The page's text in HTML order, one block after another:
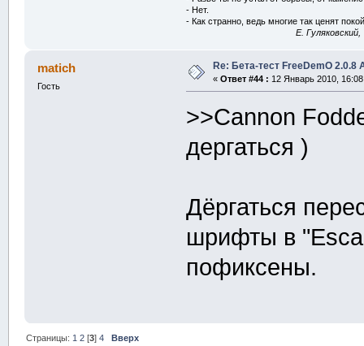
- Нет.
- Как странно, ведь многие так ценят
E.
matich
Гость
Re: Бета-тест FreeDemO 2.0.8
« Ответ #44 : 12 Январь 2010,
>>Cannon
дергаться )
Дёргаться
шрифты в
пофиксены.
Страницы: 1 2 [3]4 Вверх